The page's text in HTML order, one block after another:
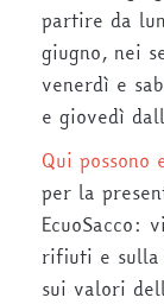
partire da
giugno, nei
venerdì e
e giovedì
Qui possono
per la
EcuoSacco:
rifiuti e sulla
sui valori